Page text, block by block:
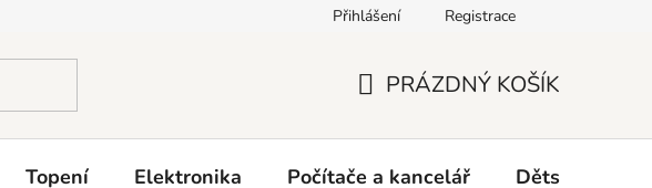
Přihlášení Registrace
KOŠÍK
PRÁZDNÝ KOŠÍK
Topení Elektronika Počítače a kancelář Dětské zboží